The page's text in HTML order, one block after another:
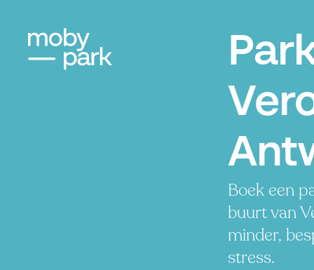
Boek een
buurt van
minder,
stress.